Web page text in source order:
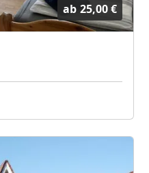
ab 25,00 €